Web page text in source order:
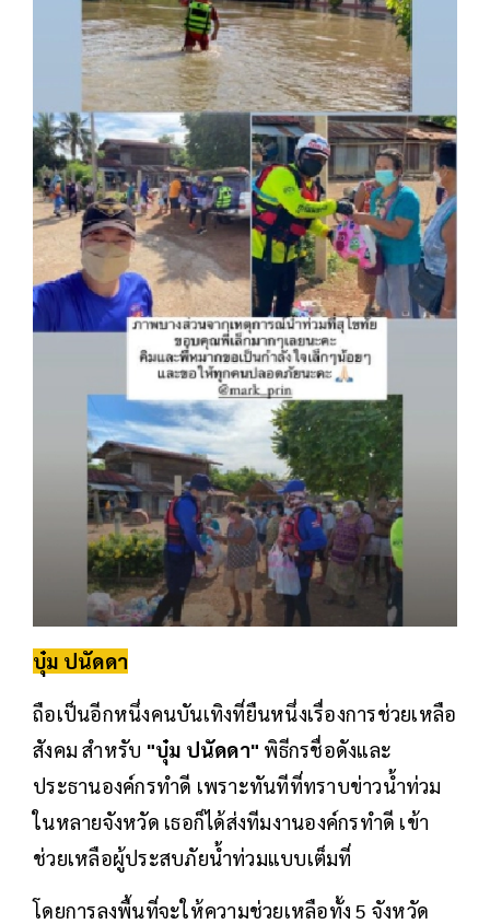
บุ๋ม ปนัดดา
ถือเป็นอีกหนึ่งคนบันเทิงที่ยืนหนึ่งเรื่องการช่วยเหลือ
สังคม สำหรับ "บุ๋ม ปนัดดา" พิธีกรชื่อดังและ
ประธานองค์กรทำดี เพราะทันทีที่ทราบข่าวน้ำท่วม
ในหลายจังหวัด เธอก็ได้ส่งทีมงานองค์กรทำดี เข้า
ช่วยเหลือผู้ประสบภัยน้ำท่วมแบบเต็มที่
โดยการลงพื้นที่จะให้ความช่วยเหลือทั้ง 5 จังหวัด